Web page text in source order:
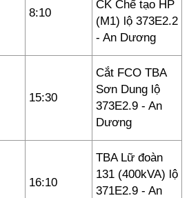
8:10
CK Chế tạo HP
(M1) lộ 373E2.2
- An Dương
15:30
Cắt FCO TBA
Sơn Dung lộ
373E2.9 - An
Dương
16:10
TBA Lữ đoàn
131 (400kVA) lộ
371E2.9 - An